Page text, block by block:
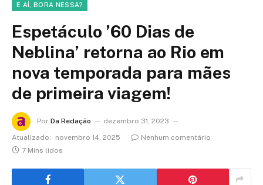
E AÍ, BORA NESSA?
Espetáculo ’60 Dias de
Neblina’ retorna ao Rio em
nova temporada para mães
de primeira viagem!
Por Da Redação
dezembro 31, 2023
Atualizado:
novembro 14, 2025
Nenhum comentário
7 Mins lidos